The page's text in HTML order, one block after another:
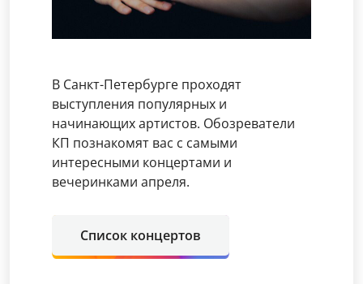
В Санкт-Петербурге проходят
выступления популярных и
начинающих артистов. Обозреватели
КП познакомят вас с самыми
интересными концертами и
вечеринками апреля.
Список концертов